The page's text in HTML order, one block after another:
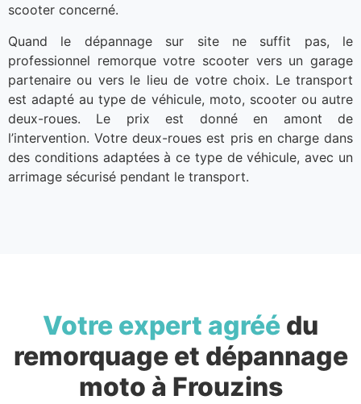
scooter concerné.
Quand le dépannage sur site ne suffit pas, le
professionnel remorque votre scooter vers un garage
partenaire ou vers le lieu de votre choix. Le transport
est adapté au type de véhicule, moto, scooter ou autre
deux-roues. Le prix est donné en amont de
l’intervention. Votre deux-roues est pris en charge dans
des conditions adaptées à ce type de véhicule, avec un
arrimage sécurisé pendant le transport.
Votre expert agréé du
remorquage et dépannage
moto à Frouzins